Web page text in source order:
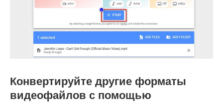
Конвертируйте другие форматы
видеофайлов с помощью